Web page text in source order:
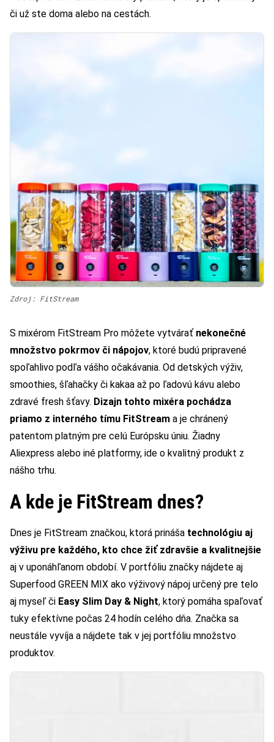
či už ste doma alebo na cestách.
Zdroj: FitStream
S mixérom FitStream Pro môžete vytvárať nekonečné
množstvo pokrmov či nápojov, ktoré budú pripravené
spoľahlivo podľa vášho očakávania. Od detských výživ,
smoothies, šľahačky či kakaa až po ľadovú kávu alebo
zdravé fresh šťavy. Dizajn tohto mixéra pochádza
priamo z interného tímu FitStream a je chránený
patentom platným pre celú Európsku úniu. Žiadny
Aliexpress alebo iné platformy, ide o kvalitný produkt z
nášho trhu.
A kde je FitStream dnes?
Dnes je FitStream značkou, ktorá prináša technológiu aj
výživu pre každého, kto chce žiť zdravšie a kvalitnejšie
aj v uponáhľanom období. V portfóliu značky nájdete aj
Superfood GREEN MIX ako výživový nápoj určený pre telo
aj myseľ či Easy Slim Day & Night, ktorý pomáha spaľovať
tuky efektívne počas 24 hodín celého dňa. Značka sa
neustále vyvíja a nájdete tak v jej portfóliu množstvo
produktov.